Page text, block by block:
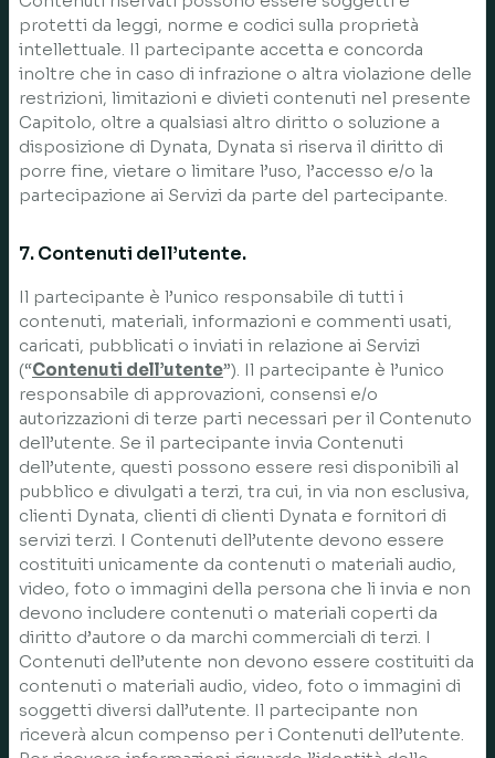
protetti da leggi, norme e codici sulla proprietà
intellettuale. Il partecipante accetta e concorda
inoltre che in caso di infrazione o altra violazione delle
restrizioni, limitazioni e divieti contenuti nel presente
Capitolo, oltre a qualsiasi altro diritto o soluzione a
disposizione di Dynata, Dynata si riserva il diritto di
porre fine, vietare o limitare l’uso, l’accesso e/o la
partecipazione ai Servizi da parte del partecipante.
7. Contenuti dell’utente.
Il partecipante è l’unico responsabile di tutti i
contenuti, materiali, informazioni e commenti usati,
caricati, pubblicati o inviati in relazione ai Servizi
(“Contenuti dell’utente”). Il partecipante è l’unico
responsabile di approvazioni, consensi e/o
autorizzazioni di terze parti necessari per il Contenuto
dell’utente. Se il partecipante invia Contenuti
dell’utente, questi possono essere resi disponibili al
pubblico e divulgati a terzi, tra cui, in via non esclusiva,
clienti Dynata, clienti di clienti Dynata e fornitori di
servizi terzi. I Contenuti dell’utente devono essere
costituiti unicamente da contenuti o materiali audio,
video, foto o immagini della persona che li invia e non
devono includere contenuti o materiali coperti da
diritto d’autore o da marchi commerciali di terzi. I
Contenuti dell’utente non devono essere costituiti da
contenuti o materiali audio, video, foto o immagini di
soggetti diversi dall’utente. Il partecipante non
riceverà alcun compenso per i Contenuti dell’utente.